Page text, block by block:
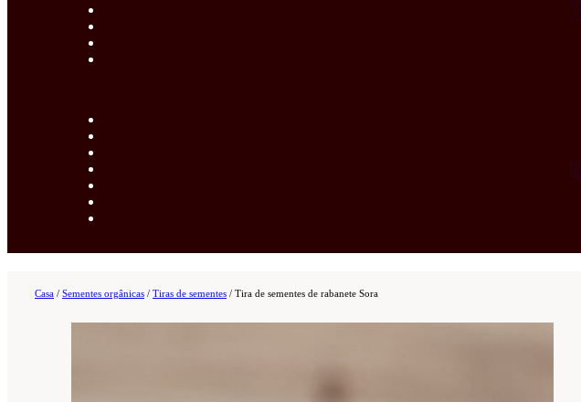
Casa / Sementes orgânicas / Tiras de sementes / Tira de sementes de rabanete Sora